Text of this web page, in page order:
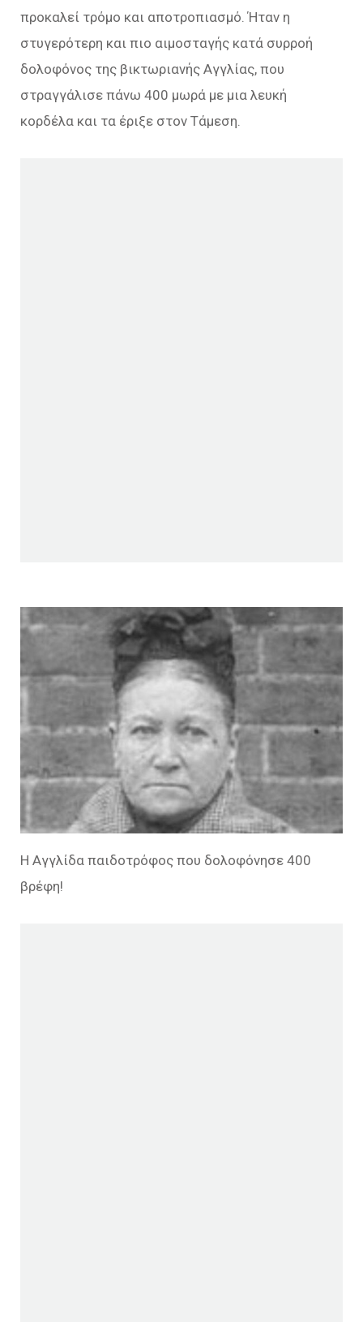
προκαλεί τρόμο και αποτροπιασμό. Ήταν η
στυγερότερη και πιο αιμοσταγής κατά συρροή
δολοφόνος της βικτωριανής Αγγλίας, που
στραγγάλισε πάνω 400 μωρά με μια λευκή
κορδέλα και τα έριξε στον Τάμεση.
Η Αγγλίδα παιδοτρόφος που δολοφόνησε 400
βρέφη!